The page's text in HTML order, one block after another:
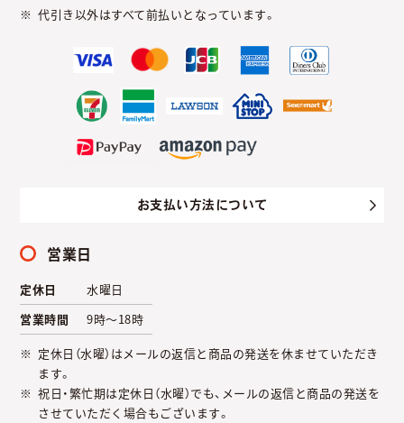
代引き以外はすべて前払いとなっています。
お支払い方法について
営業日
定休日
水曜日
営業時間
9時～18時
定休日（水曜）はメールの返信と商品の発送を休ませていただき
ます。
祝日・繁忙期は定休日（水曜）でも、メールの返信と商品の発送を
させていただく場合もございます。